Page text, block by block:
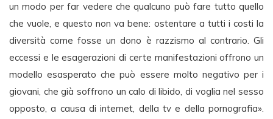
un modo per far vedere che qualcuno può fare tutto quello
che vuole, e questo non va bene: ostentare a tutti i costi la
diversità come fosse un dono è razzismo al contrario. Gli
eccessi e le esagerazioni di certe manifestazioni offrono un
modello esasperato che può essere molto negativo per i
giovani, che già soffrono un calo di libido, di voglia nel sesso
opposto, a causa di internet, della tv e della pornografia».